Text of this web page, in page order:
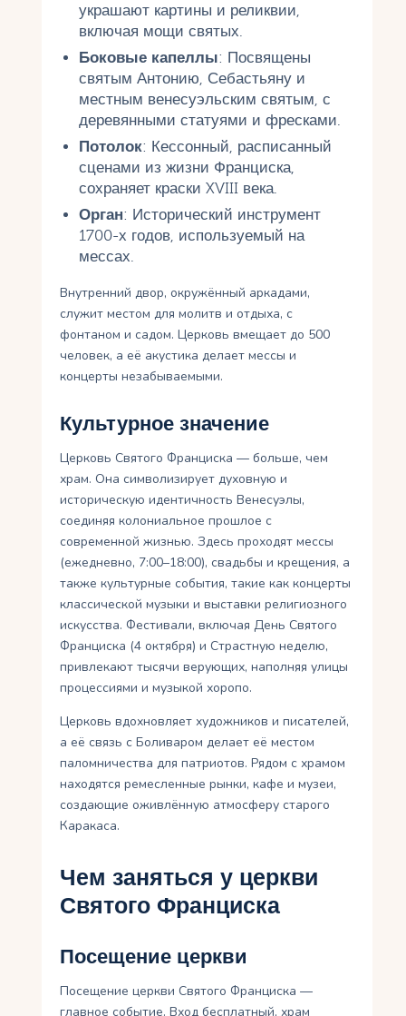
украшают картины и реликвии,
включая мощи святых.
Боковые капеллы: Посвящены
святым Антонию, Себастьяну и
местным венесуэльским святым, с
деревянными статуями и фресками.
Потолок: Кессонный, расписанный
сценами из жизни Франциска,
сохраняет краски XVIII века.
Орган: Исторический инструмент
1700-х годов, используемый на
мессах.
Внутренний двор, окружённый аркадами,
служит местом для молитв и отдыха, с
фонтаном и садом. Церковь вмещает до 500
человек, а её акустика делает мессы и
концерты незабываемыми.
Культурное значение
Церковь Святого Франциска — больше, чем
храм. Она символизирует духовную и
историческую идентичность Венесуэлы,
соединяя колониальное прошлое с
современной жизнью. Здесь проходят мессы
(ежедневно, 7:00–18:00), свадьбы и крещения, а
также культурные события, такие как концерты
классической музыки и выставки религиозного
искусства. Фестивали, включая День Святого
Франциска (4 октября) и Страстную неделю,
привлекают тысячи верующих, наполняя улицы
процессиями и музыкой хоропо.
Церковь вдохновляет художников и писателей,
а её связь с Боливаром делает её местом
паломничества для патриотов. Рядом с храмом
находятся ремесленные рынки, кафе и музеи,
создающие оживлённую атмосферу старого
Каракаса.
Чем заняться у церкви
Святого Франциска
Посещение церкви
Посещение церкви Святого Франциска —
главное событие. Вход бесплатный, храм